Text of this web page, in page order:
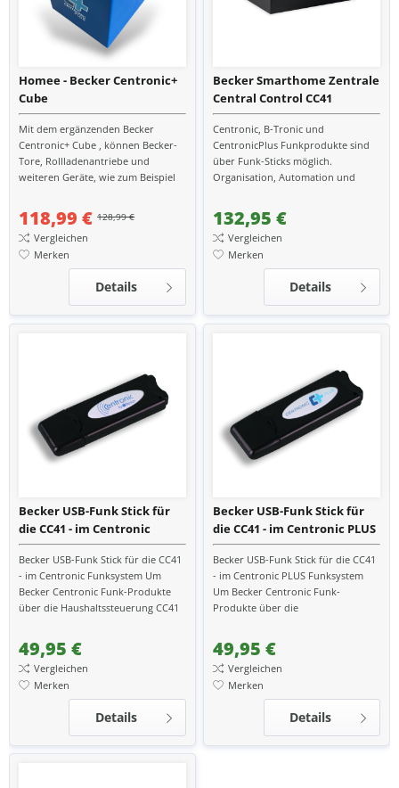
Homee - Becker Centronic+
Cube
Mit dem ergänzenden Becker
Centronic+ Cube , können Becker-
Tore, Rollladenantriebe und
weiteren Geräte, wie zum Beispiel
128,99 €
118,99 €
Vergleichen
Merken
Details
Becker Smarthome Zentrale
Central Control CC41
Centronic, B-Tronic und
CentronicPlus Funkprodukte sind
über Funk-Sticks möglich.
Organisation, Automation und
Schaltaktoren,...
132,95 €
Vergleichen
Merken
Details
Becker USB-Funk Stick für
die CC41 - im Centronic
Funksystem
Becker USB-Funk Stick für die CC41
- im Centronic Funksystem Um
Becker Centronic Funk-Produkte
über die Haushaltssteuerung CC41
49,95 €
Vergleichen
Merken
Details
Becker USB-Funk Stick für
die CC41 - im Centronic PLUS
Funksystem
Becker USB-Funk Stick für die CC41
- im Centronic PLUS Funksystem
Um Becker Centronic Funk-
Produkte über die
Über...
49,95 €
Vergleichen
Merken
Details